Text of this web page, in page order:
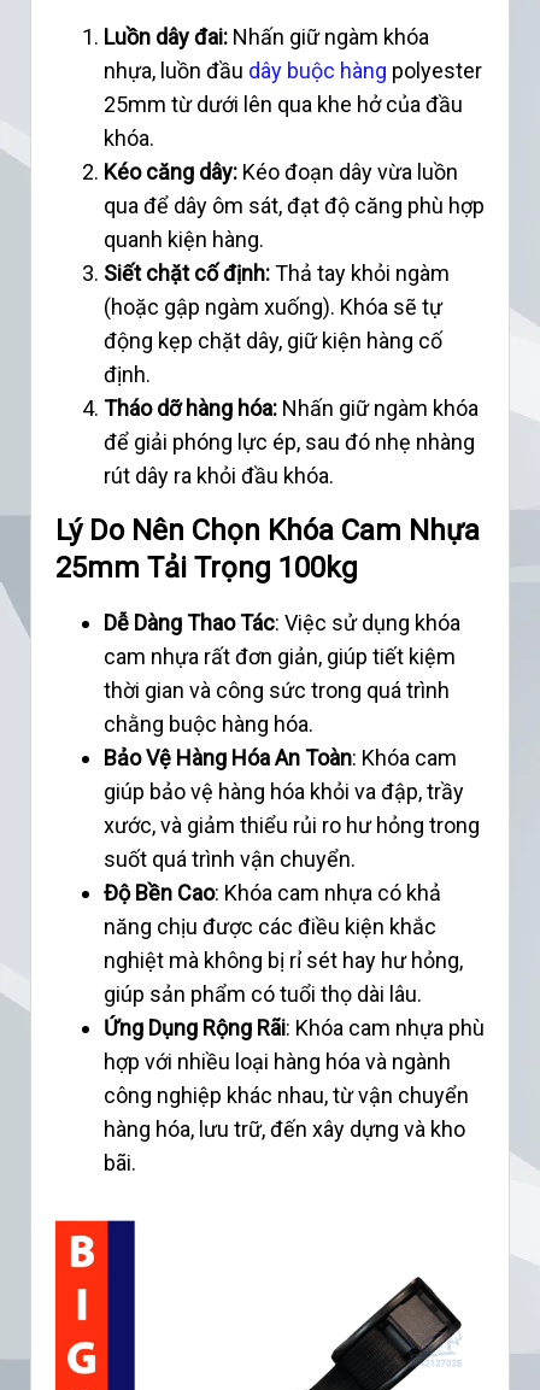
Luồn dây đai: Nhấn giữ ngàm khóa
nhựa, luồn đầu dây buộc hàng polyester
25mm từ dưới lên qua khe hở của đầu
khóa.
Kéo căng dây: Kéo đoạn dây vừa luồn
qua để dây ôm sát, đạt độ căng phù hợp
quanh kiện hàng.
Siết chặt cố định:Thả tay khỏi ngàm
(hoặc gập ngàm xuống). Khóa sẽ tự
động kẹp chặt dây, giữ kiện hàng cố
định.
Tháo dỡ hàng hóa: Nhấn giữ ngàm khóa
để giải phóng lực ép, sau đó nhẹ nhàng
rút dây ra khỏi đầu khóa.
Lý Do Nên Chọn Khóa Cam Nhựa
25mm Tải Trọng 100kg
Dễ Dàng Thao Tác: Việc sử dụng khóa
cam nhựa rất đơn giản, giúp tiết kiệm
thời gian và công sức trong quá trình
chằng buộc hàng hóa.
Bảo Vệ Hàng Hóa An Toàn: Khóa cam
giúp bảo vệ hàng hóa khỏi va đập, trầy
xước, và giảm thiểu rủi ro hư hỏng trong
suốt quá trình vận chuyển.
Độ Bền Cao: Khóa cam nhựa có khả
năng chịu được các điều kiện khắc
nghiệt mà không bị rỉ sét hay hư hỏng,
giúp sản phẩm có tuổi thọ dài lâu.
Ứng Dụng Rộng Rãi: Khóa cam nhựa phù
hợp với nhiều loại hàng hóa và ngành
công nghiệp khác nhau, từ vận chuyển
hàng hóa, lưu trữ, đến xây dựng và kho
bãi.